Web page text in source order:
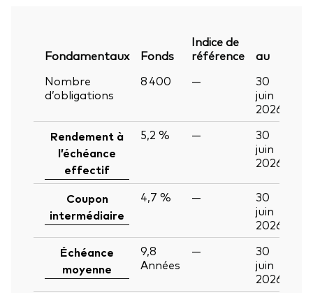
Fondamentaux Fonds
Indice de
référence
au
Nombre
d’obligations
8 400 —
30
juin
2026
Rendement à
l’échéance
effectif
5,2 % —
30
juin
2026
Coupon
intermédiaire
4,7 % —
30
juin
2026
Échéance
moyenne
9,8
Années
—
30
juin
2026